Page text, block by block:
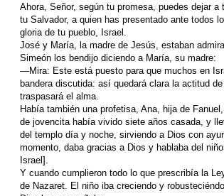
Ahora, Señor, según tu promesa, puedes dejar
tu Salvador, a quien has presentado ante todos
gloria de tu pueblo, Israel.
José y María, la madre de Jesús, estaban
Simeón los bendijo diciendo a María, su madre:
—Mira: Este está puesto para que muchos en
bandera discutida: así quedará clara la actitud
traspasará el alma.
Había también una profetisa, Ana, hija de
de jovencita había vivido siete años casada, y
del templo día y noche, sirviendo a Dios con
momento, daba gracias a Dios y hablaba del
Israel].
Y cuando cumplieron todo lo que prescribía la
de Nazaret. El niño iba creciendo y